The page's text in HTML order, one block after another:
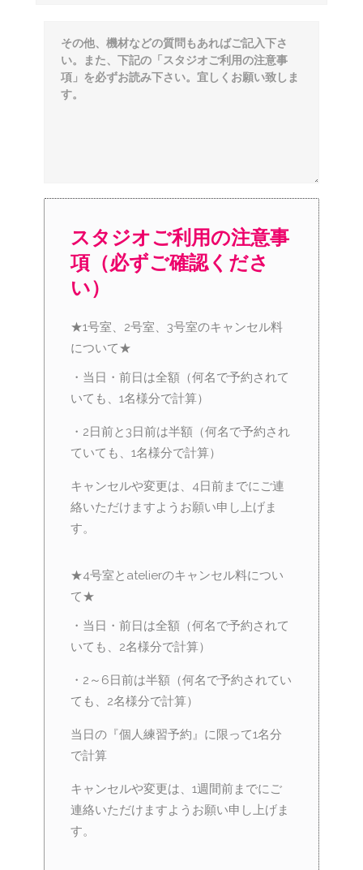
スタジオご利用の注意事
項（必ずご確認くださ
い）
★1号室、2号室、3号室のキャンセル料
について★
・当日・前日は全額（何名で予約されて
いても、1名様分で計算）
・2日前と3日前は半額（何名で予約され
ていても、1名様分で計算）
キャンセルや変更は、4日前までにご連
絡いただけますようお願い申し上げま
す。
★4号室とatelierのキャンセル料につい
て★
・当日・前日は全額（何名で予約されて
いても、2名様分で計算）
・2～6日前は半額（何名で予約されてい
ても、2名様分で計算）
当日の『個人練習予約』に限って1名分
で計算
キャンセルや変更は、1週間前までにご
連絡いただけますようお願い申し上げま
す。